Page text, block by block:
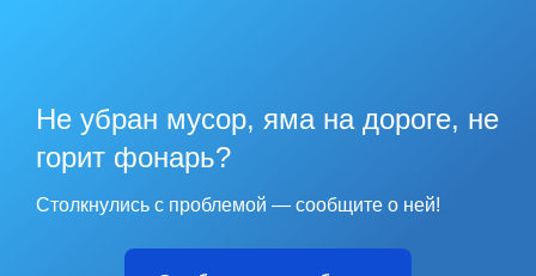
Не убран мусор, яма на дороге, не
горит фонарь?
Столкнулись с проблемой — сообщите о ней!